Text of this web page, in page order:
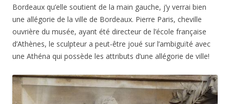
Bordeaux qu’elle soutient de la main gauche, j’y verrai bien
une allégorie de la ville de Bordeaux. Pierre Paris, cheville
ouvrière du musée, ayant été directeur de l’école française
d’Athènes, le sculpteur a peut-être joué sur l’ambiguïté avec
une Athéna qui possède les attributs d’une allégorie de ville!